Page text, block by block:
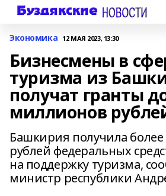
Экономика 12 МАЯ 2023, 13:30
Бизнесмены в
туризма из
получат гранты
миллионов
Башкирия получила
рублей федеральных
на поддержку туризма,
министр республики